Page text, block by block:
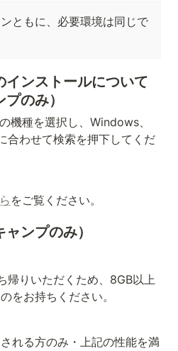
ともに、必要環境は同じで
インストールについて
のみ）
機種を選択し、Windows、
合わせて検索を押下してくだ
をご覧ください。
ンプのみ）
帰りいただくため、8GB以上
をお持ちください。
れる方のみ・上記の性能を満